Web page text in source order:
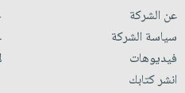
عن الشركة
سياسة الشركة
فيديوهات
انشر كتابك